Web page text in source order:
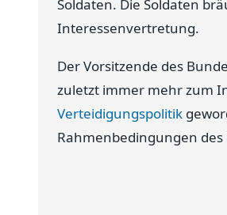
Soldaten. Die Soldaten
Interessenvertretung.
Der Vorsitzende des
zuletzt immer mehr zum
Verteidigungspolitik
Rahmenbedingungen